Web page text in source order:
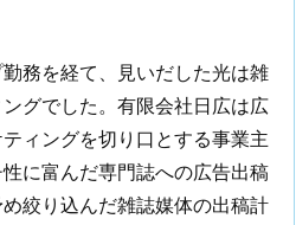
務を経て、見いだした光は雑
グでした。有限会社日広は広
ィングを切り口とする事業主
に富んだ専門誌への広告出稿
絞り込んだ雑誌媒体の出稿計